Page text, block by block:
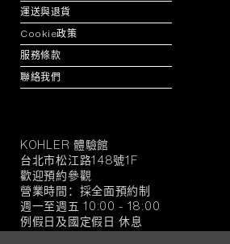
運送與退貨
Cookie政策
服務條款
聯絡我們
KOHLER
官
方
旗
艦
KOHLER 體驗館
台北市松江路148號1F
歡迎預約參觀
營業時間：採全面預約制
週一至週五 10:00 - 18:00
例假日及國定假日 休息